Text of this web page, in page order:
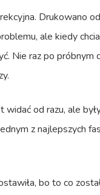
Drukowano
ale kiedy
Nie raz po próbnym
od razu, ale
z najlepszych
bo to co